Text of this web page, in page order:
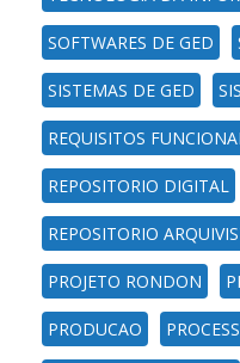
SOFTWARES DE GED
SISTEMAS DE GED
REQUISITOS
REPOSITORIO DIGITAL
REPOSITORIO
PROJETO RONDON
PRODUCAO